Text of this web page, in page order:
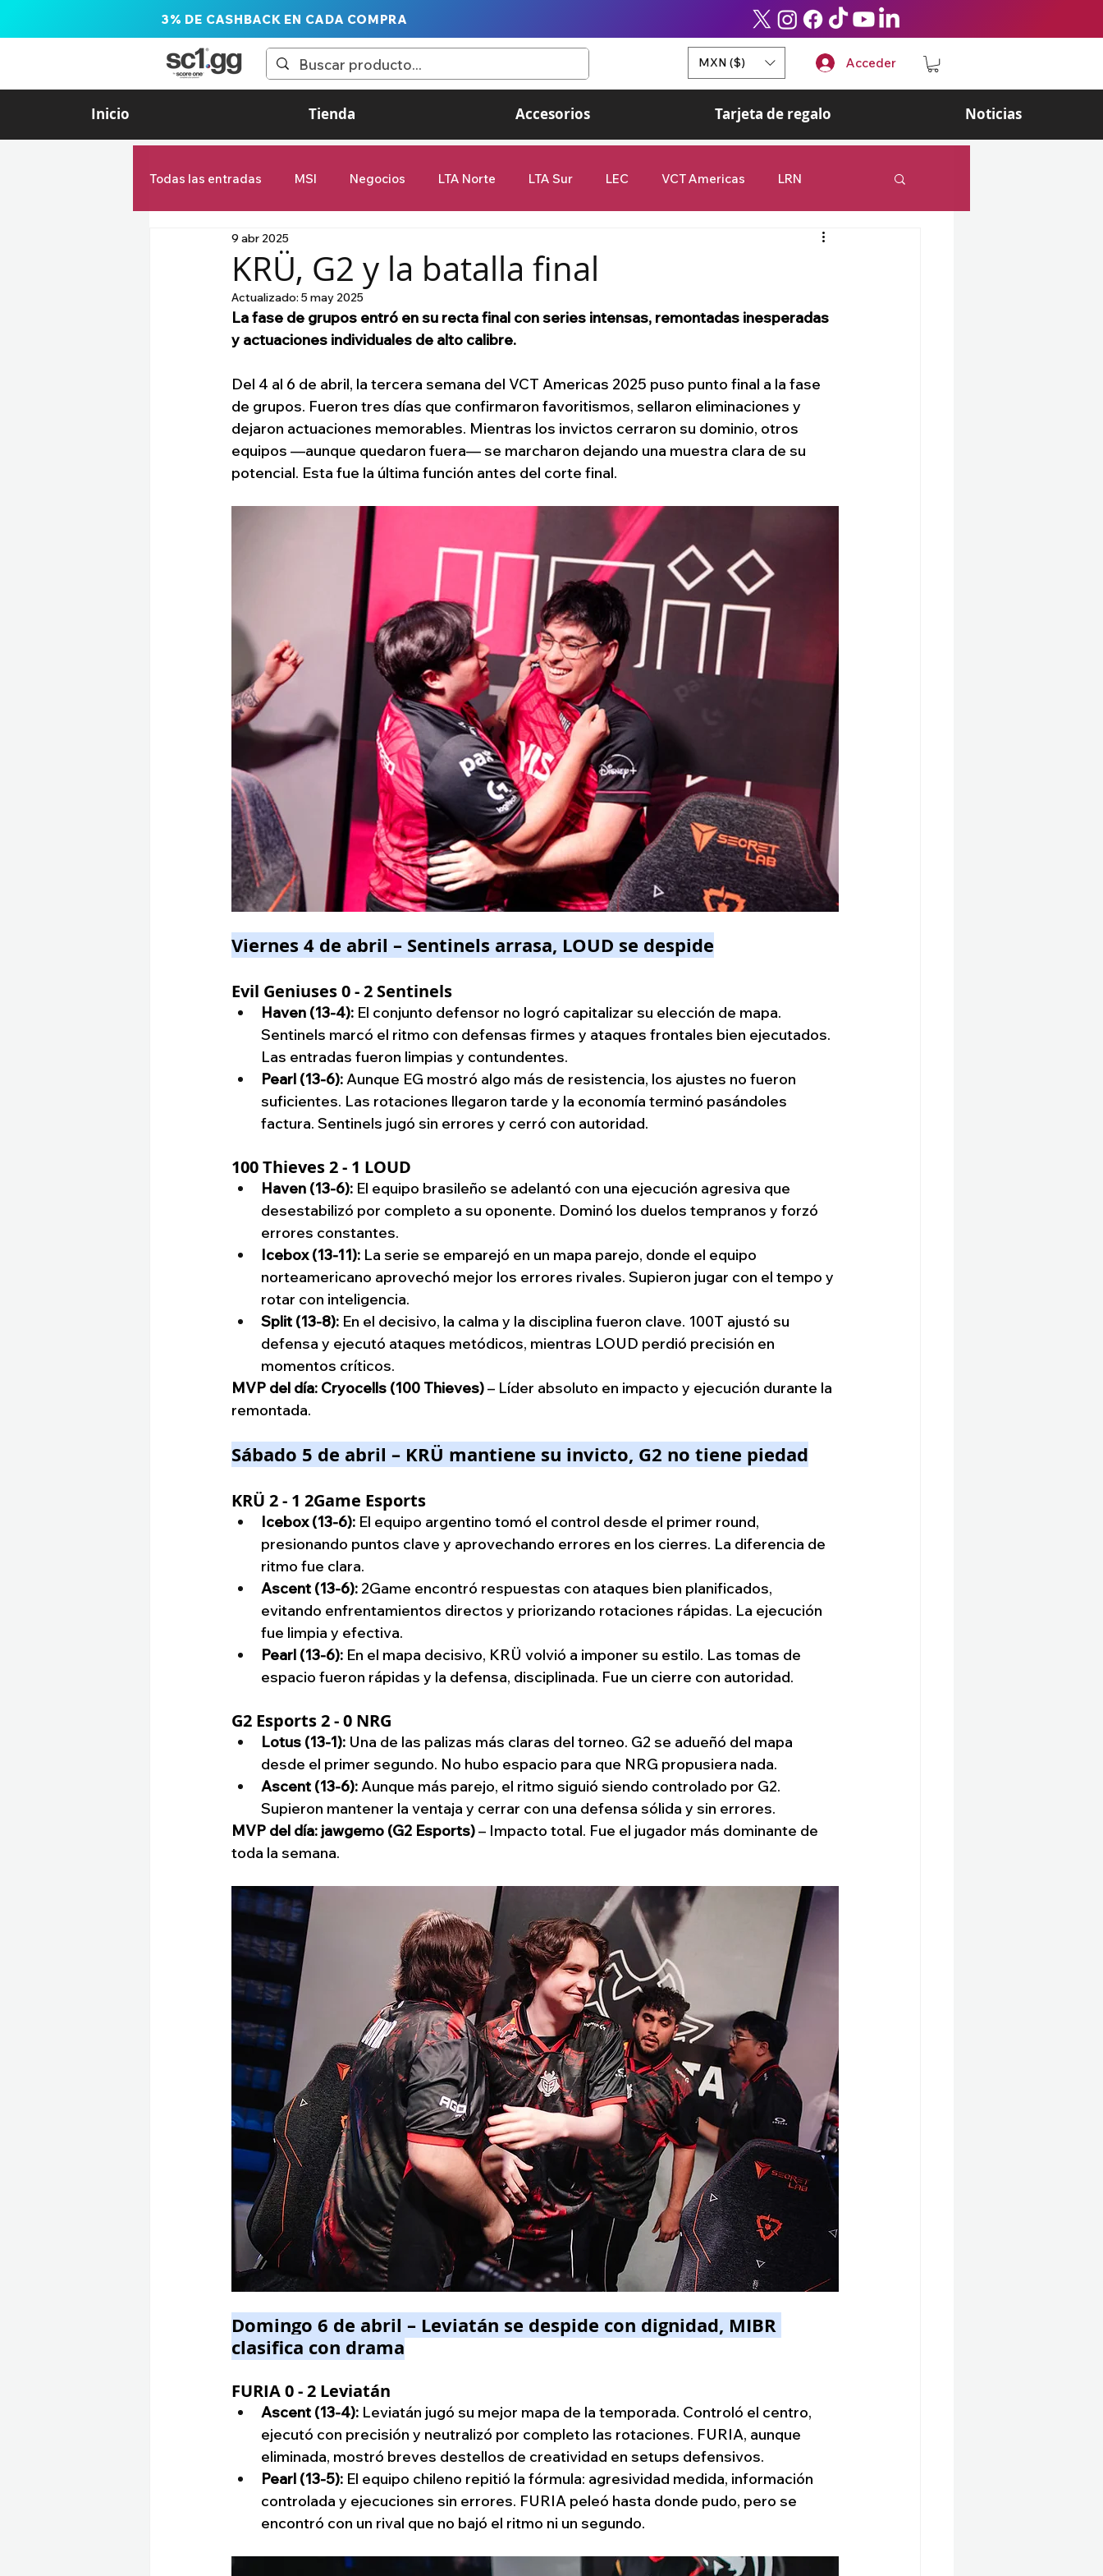
3% DE CASHBACK EN CADA COMPRA
MXN ($) Acceder
Inicio Tienda Accesorios Tarjeta de regalo Noticias
Todas las entradas MSI Negocios LTA Norte LTA Sur LEC VCT Americas LRN
LTA Liga de las Américas Esports
Estadísticas First Stand femenil 9Z Globant videojuegos
KRÜ, G2 y la batalla final
9 abr 2025
Actualizado: 5 may 2025
La fase de grupos entró en su recta final con series intensas, remontadas inesperadas
y actuaciones individuales de alto calibre.
Del 4 al 6 de abril, la tercera semana del VCT Americas 2025 puso punto final a la fase
de grupos. Fueron tres días que confirmaron favoritismos, sellaron eliminaciones y
dejaron actuaciones memorables. Mientras los invictos cerraron su dominio, otros
equipos —aunque quedaron fuera— se marcharon dejando una muestra clara de su
potencial. Esta fue la última función antes del corte final.
Viernes 4 de abril – Sentinels arrasa, LOUD se despide
Evil Geniuses 0 - 2 Sentinels
Haven (13-4): El conjunto defensor no logró capitalizar su elección de mapa.
Sentinels marcó el ritmo con defensas firmes y ataques frontales bien ejecutados.
Las entradas fueron limpias y contundentes.
Pearl (13-6): Aunque EG mostró algo más de resistencia, los ajustes no fueron
suficientes. Las rotaciones llegaron tarde y la economía terminó pasándoles
factura. Sentinels jugó sin errores y cerró con autoridad.
100 Thieves 2 - 1 LOUD
Haven (13-6): El equipo brasileño se adelantó con una ejecución agresiva que
desestabilizó por completo a su oponente. Dominó los duelos tempranos y forzó
errores constantes.
Icebox (13-11): La serie se emparejó en un mapa parejo, donde el equipo
norteamericano aprovechó mejor los errores rivales. Supieron jugar con el tempo y
rotar con inteligencia.
Split (13-8): En el decisivo, la calma y la disciplina fueron clave. 100T ajustó su
defensa y ejecutó ataques metódicos, mientras LOUD perdió precisión en
momentos críticos.
MVP del día: Cryocells (100 Thieves) – Líder absoluto en impacto y ejecución durante la
remontada.
Sábado 5 de abril – KRÜ mantiene su invicto, G2 no tiene piedad
KRÜ 2 - 1 2Game Esports
Icebox (13-6): El equipo argentino tomó el control desde el primer round,
presionando puntos clave y aprovechando errores en los cierres. La diferencia de
ritmo fue clara.
Ascent (13-6): 2Game encontró respuestas con ataques bien planificados,
evitando enfrentamientos directos y priorizando rotaciones rápidas. La ejecución
fue limpia y efectiva.
Pearl (13-6): En el mapa decisivo, KRÜ volvió a imponer su estilo. Las tomas de
espacio fueron rápidas y la defensa, disciplinada. Fue un cierre con autoridad.
G2 Esports 2 - 0 NRG
Lotus (13-1): Una de las palizas más claras del torneo. G2 se adueñó del mapa
desde el primer segundo. No hubo espacio para que NRG propusiera nada.
Ascent (13-6): Aunque más parejo, el ritmo siguió siendo controlado por G2.
Supieron mantener la ventaja y cerrar con una defensa sólida y sin errores.
MVP del día: jawgemo (G2 Esports) – Impacto total. Fue el jugador más dominante de
toda la semana.
Domingo 6 de abril – Leviatán se despide con dignidad, MIBR
clasifica con drama
FURIA 0 - 2 Leviatán
Ascent (13-4): Leviatán jugó su mejor mapa de la temporada. Controló el centro,
ejecutó con precisión y neutralizó por completo las rotaciones. FURIA, aunque
eliminada, mostró breves destellos de creatividad en setups defensivos.
Pearl (13-5): El equipo chileno repitió la fórmula: agresividad medida, información
controlada y ejecuciones sin errores. FURIA peleó hasta donde pudo, pero se
encontró con un rival que no bajó el ritmo ni un segundo.